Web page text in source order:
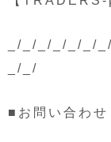
_/_/_/_/_/_/
_/_/
■お問い合わせ